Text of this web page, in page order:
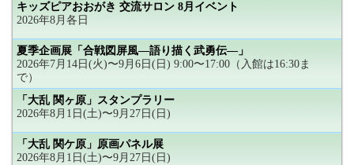
キッズピアおおがき 交流サロン 8月イベント
2026年8月各日
夏季企画展「合戦図屏風―語り描く武勇伝―」
2026年7月14日(火)〜9月6日(日) 9:00〜17:00（入館は16:30ま
で）
「大乱 関ヶ原」スタンプラリー
2026年8月1日(土)〜9月27日(日)
「大乱 関ケ原」原画パネル展
2026年8月1日(土)〜9月27日(日)